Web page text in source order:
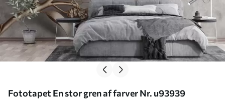
Fototapet En stor gren af farver Nr. u93939